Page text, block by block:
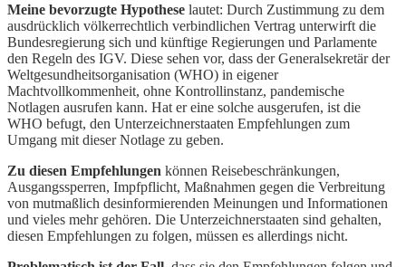
Meine bevorzugte Hypothese lautet: Durch Zustimmung zu dem
ausdrücklich völkerrechtlich verbindlichen Vertrag unterwirft die
Bundesregierung sich und künftige Regierungen und Parlamente
den Regeln des IGV. Diese sehen vor, dass der Generalsekretär der
Weltgesundheitsorganisation (WHO) in eigener
Machtvollkommenheit, ohne Kontrollinstanz, pandemische
Notlagen ausrufen kann. Hat er eine solche ausgerufen, ist die
WHO befugt, den Unterzeichnerstaaten Empfehlungen zum
Umgang mit dieser Notlage zu geben.
Zu diesen Empfehlungen können Reisebeschränkungen,
Ausgangssperren, Impfpflicht, Maßnahmen gegen die Verbreitung
von mutmaßlich desinformierenden Meinungen und Informationen
und vieles mehr gehören. Die Unterzeichnerstaaten sind gehalten,
diesen Empfehlungen zu folgen, müssen es allerdings nicht.